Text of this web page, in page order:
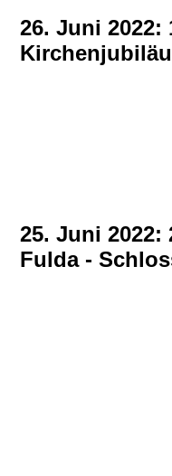
26. Juni 2022:
25. Juni 2022:
Fulda -